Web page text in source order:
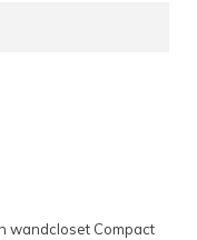
wandcloset Compact